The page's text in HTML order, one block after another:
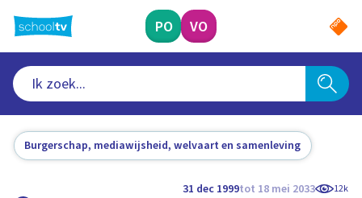
naar
hoofdinhoud
PO VO
Burgerschap, mediawijsheid, welvaart en samenleving
31 dec 1999tot 18 mei 2033 12k